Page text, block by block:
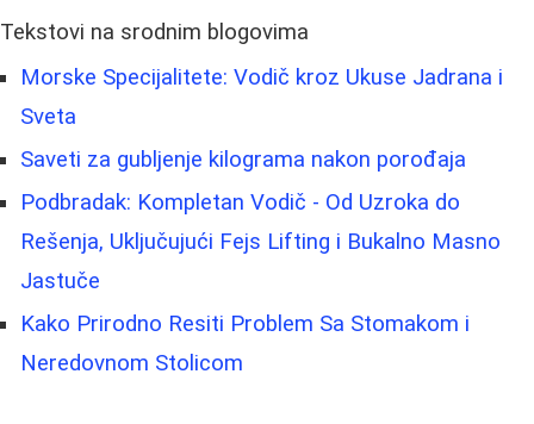
Tekstovi na srodnim blogovima
Morske Specijalitete: Vodič kroz Ukuse Jadrana i
Sveta
Saveti za gubljenje kilograma nakon porođaja
Podbradak: Kompletan Vodič - Od Uzroka do
Rešenja, Uključujući Fejs Lifting i Bukalno Masno
Jastuče
Kako Prirodno Resiti Problem Sa Stomakom i
Neredovnom Stolicom